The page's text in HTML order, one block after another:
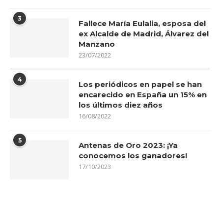
3
Fallece María Eulalia, esposa del
ex Alcalde de Madrid, Álvarez del
Manzano
23/07/2022
4
Los periódicos en papel se han
encarecido en España un 15% en
los últimos diez años
16/08/2022
5
Antenas de Oro 2023: ¡Ya
conocemos los ganadores!
17/10/2023